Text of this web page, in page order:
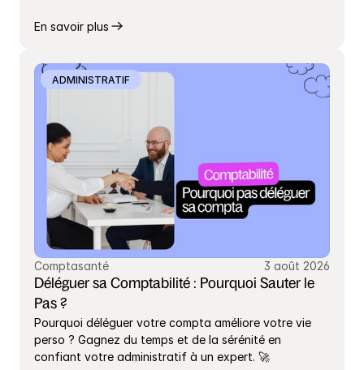
En savoir plus
ADMINISTRATIF
Comptasanté 3 août 2026
Déléguer sa Comptabilité : Pourquoi Sauter le
Pas ?
Pourquoi déléguer votre compta améliore votre vie
perso ? Gagnez du temps et de la sérénité en
confiant votre administratif à un expert. 🚀